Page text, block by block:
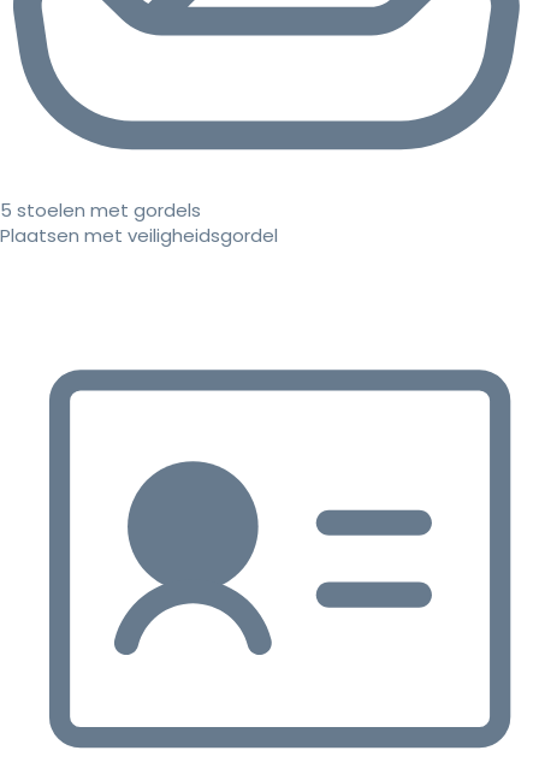
5 stoelen met gordels
Plaatsen met veiligheidsgordel